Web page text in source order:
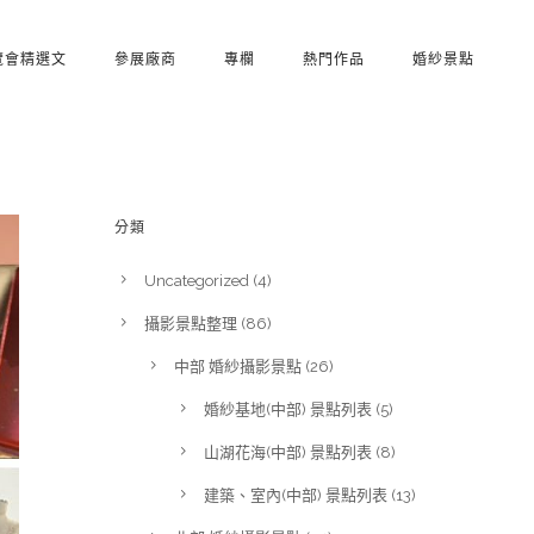
會精選文 參展廠商 專欄 熱門作品 婚紗景點
分類
Uncategorized (4)
攝影景點整理 (86)
中部 婚紗攝影景點 (26)
婚紗基地(中部) 景點列表 (5)
山湖花海(中部) 景點列表 (8)
建築、室內(中部) 景點列表 (13)